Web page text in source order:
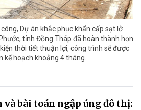
Dự án khắc phục khẩn cấp sạt lở
tỉnh Đồng Tháp đã hoàn thành hơn
thời tiết thuận lợi, công trình sẽ được
hoạch khoảng 4 tháng.
và bài toán ngập úng đô thị: